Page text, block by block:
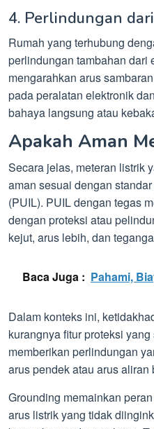
4. Perlindungan
Rumah yang terhubung
perlindungan tambahan dari
mengarahkan arus
pada peralatan elektronik
bahaya langsung atau
Apakah Aman
Secara jelas, meteran listrik
aman sesuai dengan
(PUIL). PUIL dengan tegas
dengan proteksi atau
kejut, arus lebih, dan
Baca Juga : Pahami,
Dalam konteks ini,
kurangnya fitur proteksi
memberikan perlindungan
arus pendek atau arus
Grounding memainkan
arus listrik yang tidak